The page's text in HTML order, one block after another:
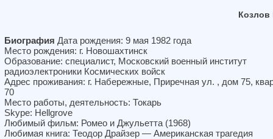
Биография Дата рождения: 9 мая 1982 года
Место рождения: г. Новошахтинск
Образование: специалист, Московский военный институт
радиоэлектроники Космических войск
Адрес проживания: г. Набережные, Приречная ул. , дом 75,
70
Место работы, деятельность: Токарь
Skype: Hellgrove
Любимый фильм: Ромео и Джульетта (1968)
Любимая книга: Теодор Драйзер — Американская трагедия